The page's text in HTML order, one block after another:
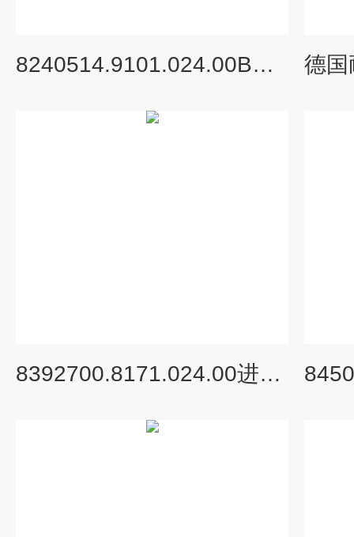
8240514.9101.024.00BUSCHJOST黄铜电磁阀使用与说明
8392700.8171.024.00进口原装BUSCHJOST气动角座阀